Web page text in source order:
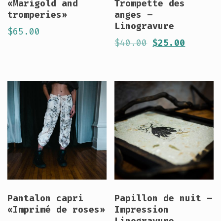
«Marigold and
tromperies»
$65.00
Trompette des
anges –
Linogravure
$40.00 Le
était :
$40.00.
$25.00
est :
Pantalon capri
«Imprimé de roses»
Papillon de nuit –
Impression